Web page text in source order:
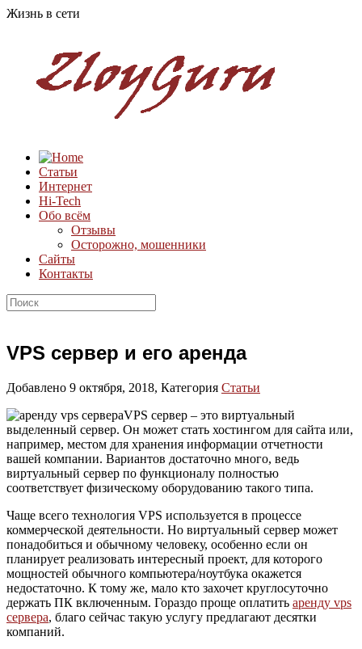
Жизнь в сети
Статьи
Интернет
Hi-Tech
Обо всём
Отзывы
Осторожно, мошенники
Сайты
Контакты
VPS сервер и его аренда
Добавлено 9 октября, 2018, Категория Статьи
VPS сервер – это виртуальный
выделенный сервер. Он может стать хостингом для сайта или,
например, местом для хранения информации отчетности
вашей компании. Вариантов достаточно много, ведь
виртуальный сервер по функционалу полностью
соответствует физическому оборудованию такого типа.
Чаще всего технология VPS используется в процессе
коммерческой деятельности. Но виртуальный сервер может
понадобиться и обычному человеку, особенно если он
планирует реализовать интересный проект, для которого
мощностей обычного компьютера/ноутбука окажется
недостаточно. К тому же, мало кто захочет круглосуточно
держать ПК включенным. Гораздо проще оплатить аренду vps
сервера, благо сейчас такую услугу предлагают десятки
компаний.